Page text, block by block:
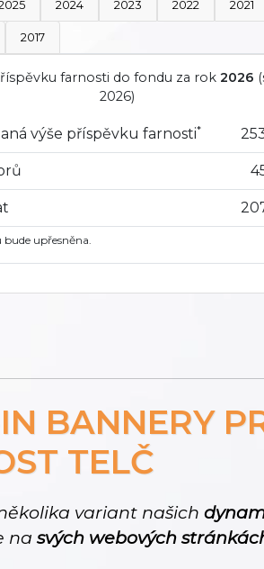
2024 2023 2022 2021
2017
farnosti do fondu za rok 2026
2026)
výše příspěvku farnosti*
upřesněna.
BANNERY
TELČ
variant našich
na svých webových